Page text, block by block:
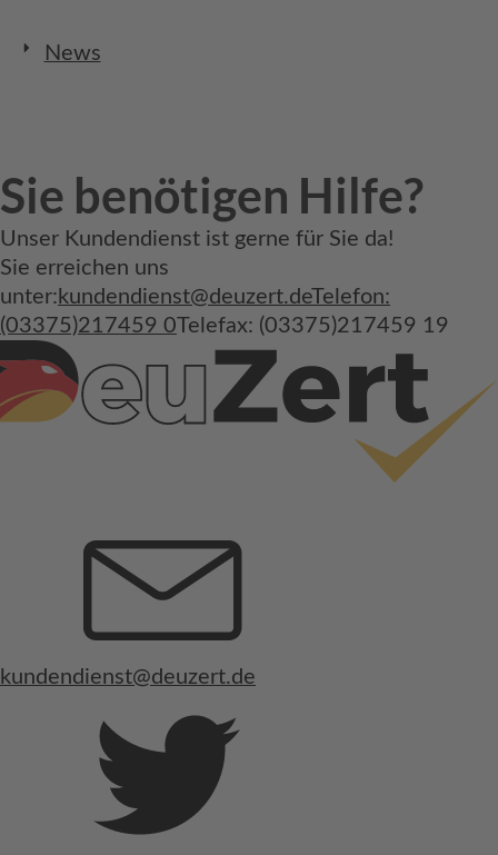
News
Sie benötigen Hilfe?
Unser Kundendienst ist gerne für Sie da!
Sie erreichen uns
unter: kundendienst@deuzert.deTelefon:
(03375)217459 0Telefax: (03375)217459 19
kundendienst@deuzert.de